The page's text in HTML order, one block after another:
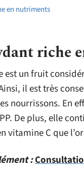
en nutriments
riche
est un fruit
il est très
nourrissons. En
De plus, elle
vitamine C que
: